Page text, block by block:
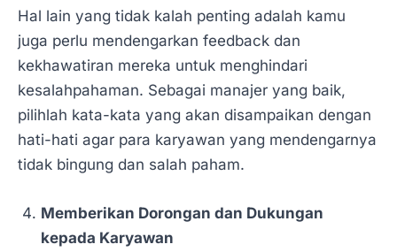
Hal lain yang tidak kalah penting adalah kamu
juga perlu mendengarkan feedback dan
kekhawatiran mereka untuk menghindari
kesalahpahaman. Sebagai manajer yang baik,
pilihlah kata-kata yang akan disampaikan dengan
hati-hati agar para karyawan yang mendengarnya
tidak bingung dan salah paham.
Memberikan Dorongan dan Dukungan
kepada Karyawan